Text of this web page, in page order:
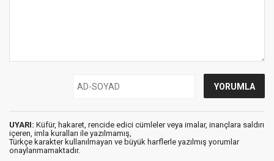
UYARI: Küfür, hakaret, rencide edici cümleler veya imalar, inançlara saldırı
içeren, imla kuralları ile yazılmamış,
Türkçe karakter kullanılmayan ve büyük harflerle yazılmış yorumlar
onaylanmamaktadır.